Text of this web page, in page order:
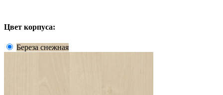
Цвет корпуса:
Береза снежная